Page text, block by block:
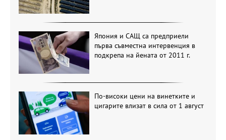
Япония и САЩ са предприели
първа съвместна интервенция в
подкрепа на йената от 2011 г.
По-високи цени на винетките и
цигарите влизат в сила от 1 август